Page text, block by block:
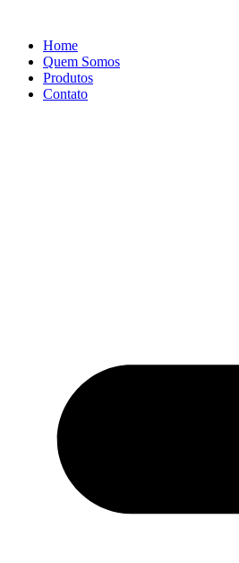
conteúdo
Home
Quem Somos
Produtos
Contato